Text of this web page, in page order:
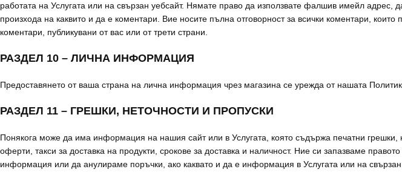
работата на Услугата или на свързан уебсайт. Нямате право да използвате фалшив имейл адрес,
произхода на каквито и да е коментари. Вие носите пълна отговорност за всички коментари,
коментари, публикувани от вас или от трети страни.
РАЗДЕЛ 10 – ЛИЧНА ИНФОРМАЦИЯ
Предоставянето от ваша страна на лична информация чрез магазина се урежда от нашата
РАЗДЕЛ 11 – ГРЕШКИ, НЕТОЧНОСТИ И ПРОПУСКИ
Понякога може да има информация на нашия сайт или в Услугата, която съдържа печатни грешки,
оферти, такси за доставка на продукти, срокове за доставка и наличност. Ние си запазваме
информация или да анулираме поръчки, ако каквато и да е информация в Услугата или на